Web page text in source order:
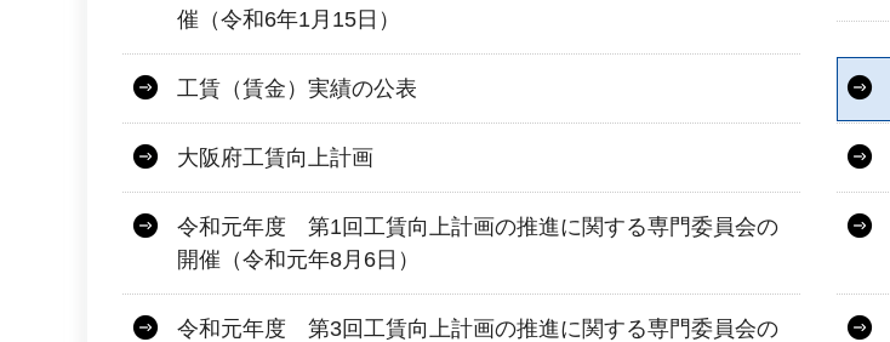
催（令和6年1月15日）
工賃（賃金）実績の公表
大阪府工賃向上計画
令和元年度 第1回工賃向上計画の推進に関する専門委員会の
開催（令和元年8月6日）
令和元年度 第3回工賃向上計画の推進に関する専門委員会の